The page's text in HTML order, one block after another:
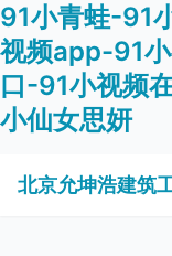
91小青蛙-91
视频app-91
口-91小视频
小仙女思妍